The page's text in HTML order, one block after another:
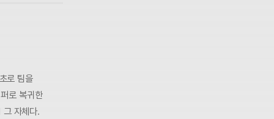
로 팀을
로 복귀한
그 자체다.